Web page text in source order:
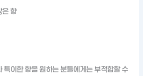
은 향
특이한 향을 원하는 분들에게는 부적합할 수